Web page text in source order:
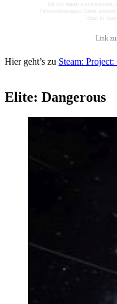
Ich bin damit einverstanden,
Personenbezogene Daten
Link
Hier geht’s zu Steam:
Elite: Dangerous